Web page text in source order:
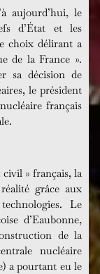
aujourd’hui, le
d’État et les
choix délirant a
de la France ».
sa décision de
le président
français
» français, la
grâce aux
Le
d’Eaubonne,
de la
nucléaire
a pourtant eu le